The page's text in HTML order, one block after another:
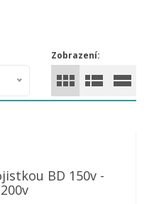
Zobrazení:
BD 150v -